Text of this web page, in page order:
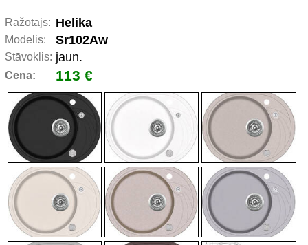
Ražotājs: Helika
Modelis: Sr102Aw
Stāvoklis: jaun.
Cena: 113 €